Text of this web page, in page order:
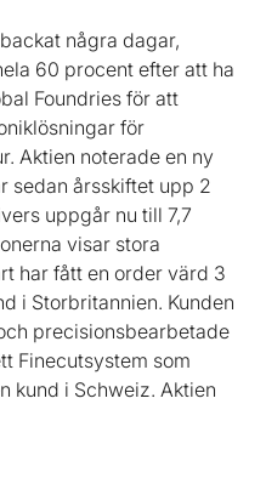
några dagar,
60 procent efter att ha
Foundries för att
för
Aktien noterade en ny
sedan årsskiftet upp 2
uppgår nu till 7,7
visar stora
har fått en order värd 3
i Storbritannien. Kunden
precisionsbearbetade
Finecutsystem som
kund i Schweiz. Aktien